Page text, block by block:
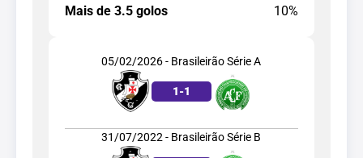
Mais de 3.5 golos
10%
05/02/2026 - Brasileirão Série A
1-1
31/07/2022 - Brasileirão Série B